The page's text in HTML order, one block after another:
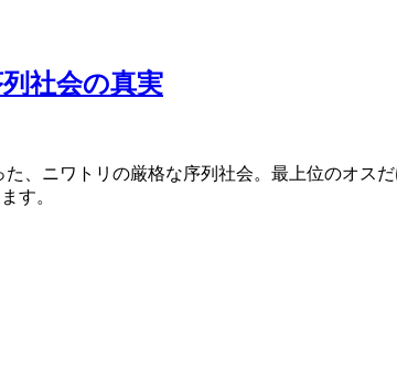
社会の真実
、ニワトリの厳格な序列社会。最上位のオス
す。